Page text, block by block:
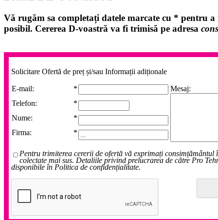
Vă rugăm sa completați datele marcate cu * pentru a
posibil. Cererea D-voastră va fi trimisă pe adresa
Solicitare Ofertă de preț și/sau Informații adiționale
E-mail: *
Mesaj:
Telefon:
*
Nume:
*
Firma:
*
Pentru trimiterea cererii de ofertă vă exprimați
colectate mai sus. Detaliile privind prelucrarea de către Pro
disponibile în Politica de confidențialitate.